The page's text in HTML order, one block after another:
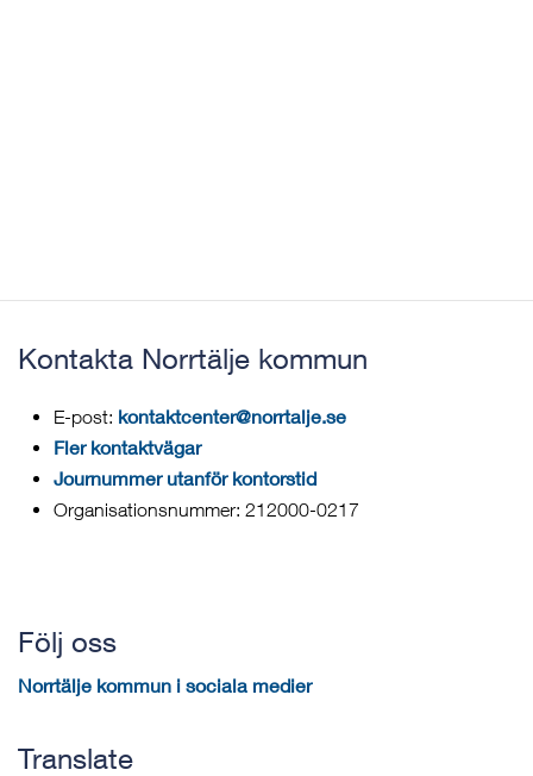
Kontakta Norrtälje kommun
E-post: kontaktcenter@norrtalje.se
Fler kontaktvägar
Journummer utanför kontorstid
Organisationsnummer: 212000-0217
Följ oss
Norrtälje kommun i sociala medier
Translate